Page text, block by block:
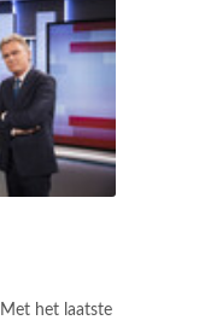
Met het laatste